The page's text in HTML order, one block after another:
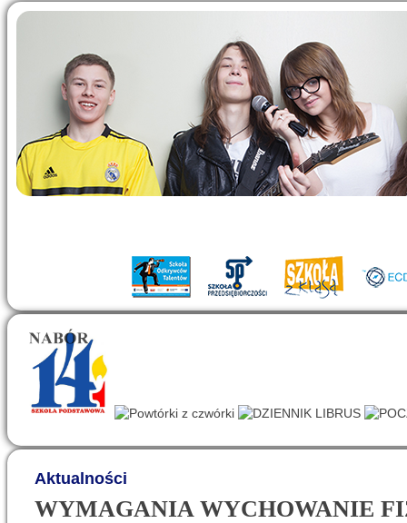
Aktualności
WYMAGANIA WYCHOWANIE